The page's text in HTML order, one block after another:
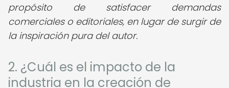
propósito de satisfacer demandas
comerciales o editoriales, en lugar de surgir de
la inspiración pura del autor.
2. ¿Cuál es el impacto de la
industria en la creación de